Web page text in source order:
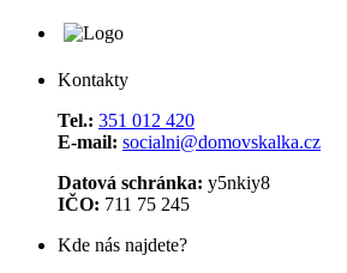
Kontakty
Tel.: 351 012 420
E-mail: socialni@domovskalka.cz
Datová schránka: y5nkiy8
IČO: 711 75 245
Kde nás najdete?